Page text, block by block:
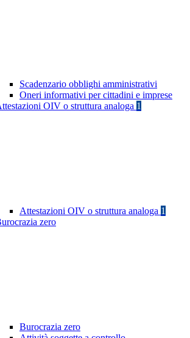
Scadenzario obblighi amministrativi
Oneri informativi per cittadini e imprese
OIV o struttura analoga 1
Attestazioni OIV o struttura analoga 1
zero
Burocrazia zero